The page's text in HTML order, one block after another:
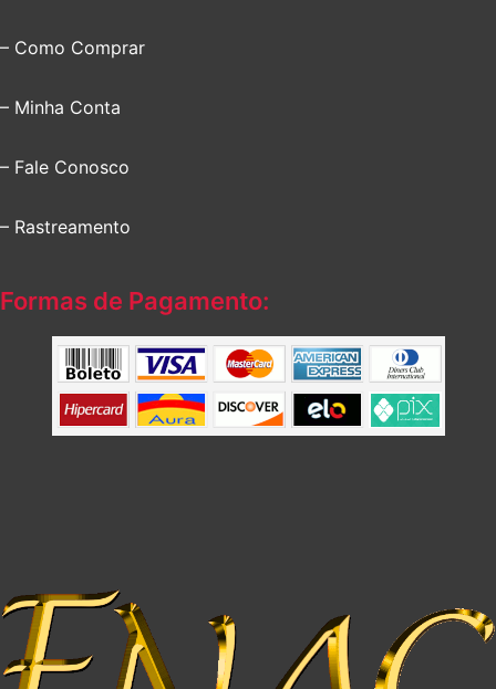
– Como Comprar
– Minha Conta
– Fale Conosco
– Rastreamento
Formas de Pagamento: